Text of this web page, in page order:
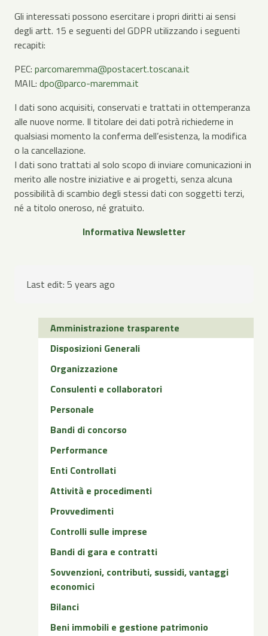
Gli interessati possono esercitare i propri diritti ai sensi
degli artt. 15 e seguenti del GDPR utilizzando i seguenti
recapiti:
PEC: parcomaremma@postacert.toscana.it
MAIL: dpo@parco-maremma.it
I dati sono acquisiti, conservati e trattati in ottemperanza
alle nuove norme. Il titolare dei dati potrà richiederne in
qualsiasi momento la conferma dell’esistenza, la modifica
o la cancellazione.
I dati sono trattati al solo scopo di inviare comunicazioni in
merito alle nostre iniziative e ai progetti, senza alcuna
possibilità di scambio degli stessi dati con soggetti terzi,
né a titolo oneroso, né gratuito.
Informativa Newsletter
Last edit: 5 years ago
Amministrazione trasparente
Disposizioni Generali
Organizzazione
Consulenti e collaboratori
Personale
Bandi di concorso
Performance
Enti Controllati
Attività e procedimenti
Provvedimenti
Controlli sulle imprese
Bandi di gara e contratti
Sovvenzioni, contributi, sussidi, vantaggi
economici
Bilanci
Beni immobili e gestione patrimonio